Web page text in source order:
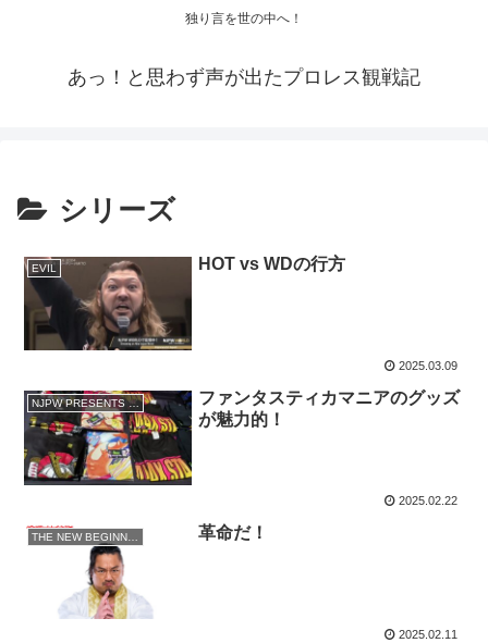
独り言を世の中へ！
あっ！と思わず声が出たプロレス観戦記
シリーズ
EVIL HOT vs WDの行方
2025.03.09
NJPW PRESENTS CMLL FANTASTICA MANIA 2025
ファンタスティカマニアのグッズ
が魅力的！
2025.02.22
THE NEW BEGINNING 2025 革命だ！
2025.02.11